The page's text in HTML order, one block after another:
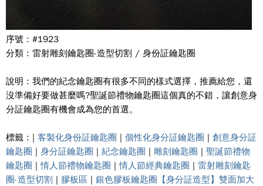
序號 : #1923
分類 : 雷射雕刻鑰匙圈-造型切割 / 身份証鑰匙圈
說明 : 我們的紀念鑰匙圈有很多不同的樣式選擇，推薦給您，還
沒準備好要做甚麼嗎?聖誕節禮物鑰匙圈這個真的不錯，讓創意身
分証鑰匙圈有機會成為您的首選。
標籤 : | 客製化身份証鑰匙圈 | 個性化身分証鑰匙圈 | 創意身分証
鑰匙圈 | 身分証鑰匙圈 | 紀念鑰匙圈 | 雕刻鑰匙圈 | 聖誕節禮物
鑰匙圈 |情人節禮物鑰匙圈 |情人節經典鑰匙圈 | 雷射雕刻鑰匙
圈-造型切割 | 膠板區 | 銀色膠板鑰匙圈【身分証造型】雙面加大